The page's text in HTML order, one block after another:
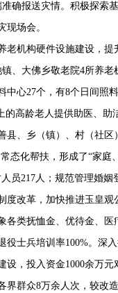
确报送灾情。积极探索
现场会。
老机构硬件设施建设，提
、大佛乡敬老院4所养老
中心27个，有8个日间照
的高龄老人提供助医、助
县、乡（镇） 、村（社区
态化帮扶，形成了“家庭
员217人；规范管理婚姻
度改革，加快推进玉皇观
各类抚恤金、优待金、医
役士兵培训率100%。深
设，投入资金1000余万元
界群众8万余人次，较改